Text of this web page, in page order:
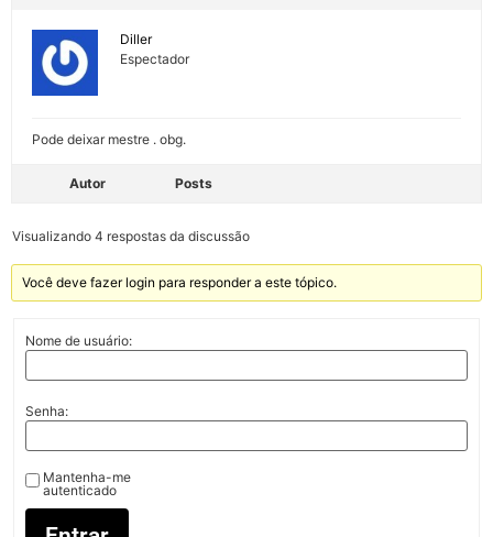
Diller
Espectador
Pode deixar mestre . obg.
Autor Posts
Visualizando 4 respostas da discussão
Você deve fazer login para responder a este tópico.
Nome de usuário:
Senha:
Mantenha-me
autenticado